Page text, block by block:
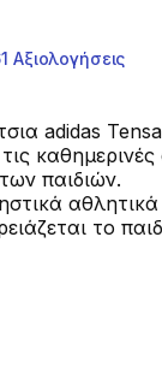
161 reviews
Αξιολογήσεις
adidas
καθημερινές
παιδιών.
το